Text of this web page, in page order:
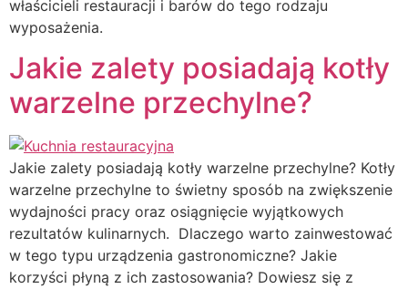
właścicieli restauracji i barów do tego rodzaju
wyposażenia.
Jakie zalety posiadają kotły
warzelne przechylne?
Jakie zalety posiadają kotły warzelne przechylne? Kotły
warzelne przechylne to świetny sposób na zwiększenie
wydajności pracy oraz osiągnięcie wyjątkowych
rezultatów kulinarnych. Dlaczego warto zainwestować
w tego typu urządzenia gastronomiczne? Jakie
korzyści płyną z ich zastosowania? Dowiesz się z